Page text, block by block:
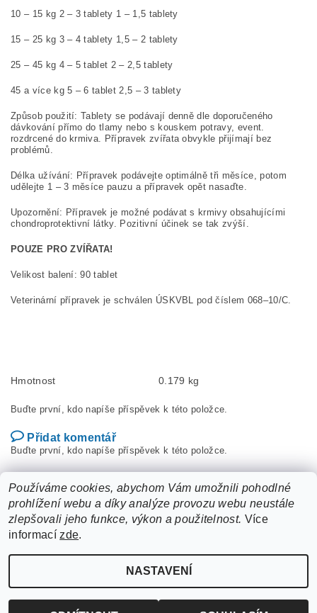
10 – 15 kg 2 – 3 tablety 1 – 1,5 tablety
15 – 25 kg 3 – 4 tablety 1,5 – 2 tablety
25 – 45 kg 4 – 5 tablet 2 – 2,5 tablety
45 a více kg 5 – 6 tablet 2,5 – 3 tablety
Způsob použití: Tablety se podávají denně dle doporučeného
dávkování přímo do tlamy nebo s kouskem potravy, event.
rozdrcené do krmiva. Přípravek zvířata obvykle přijímají bez
problémů.
Délka užívání: Přípravek podávejte optimálně tři měsíce, potom
udělejte 1 – 3 měsíce pauzu a přípravek opět nasaďte.
Upozornění: Přípravek je možné podávat s krmivy obsahujícími
chondroprotektivní látky. Pozitivní účinek se tak zvýší.
POUZE PRO ZVÍŘATA!
Velikost balení: 90 tablet
Veterinární přípravek je schválen ÚSKVBL pod číslem 068–10/C.
Hmotnost 0.179 kg
Buďte první, kdo napíše příspěvek k této položce.
Přidat komentář
Buďte první, kdo napíše příspěvek k této položce.
2026 ©ZooLife.cz, všechna práva vyhrazenaUpravit nastavení cookies
Používáme cookies, abychom Vám umožnili pohodlné
prohlížení webu a díky analýze provozu webu neustále
zlepšovali jeho funkce, výkon a použitelnost. Více
informacízde.
NASTAVENÍ